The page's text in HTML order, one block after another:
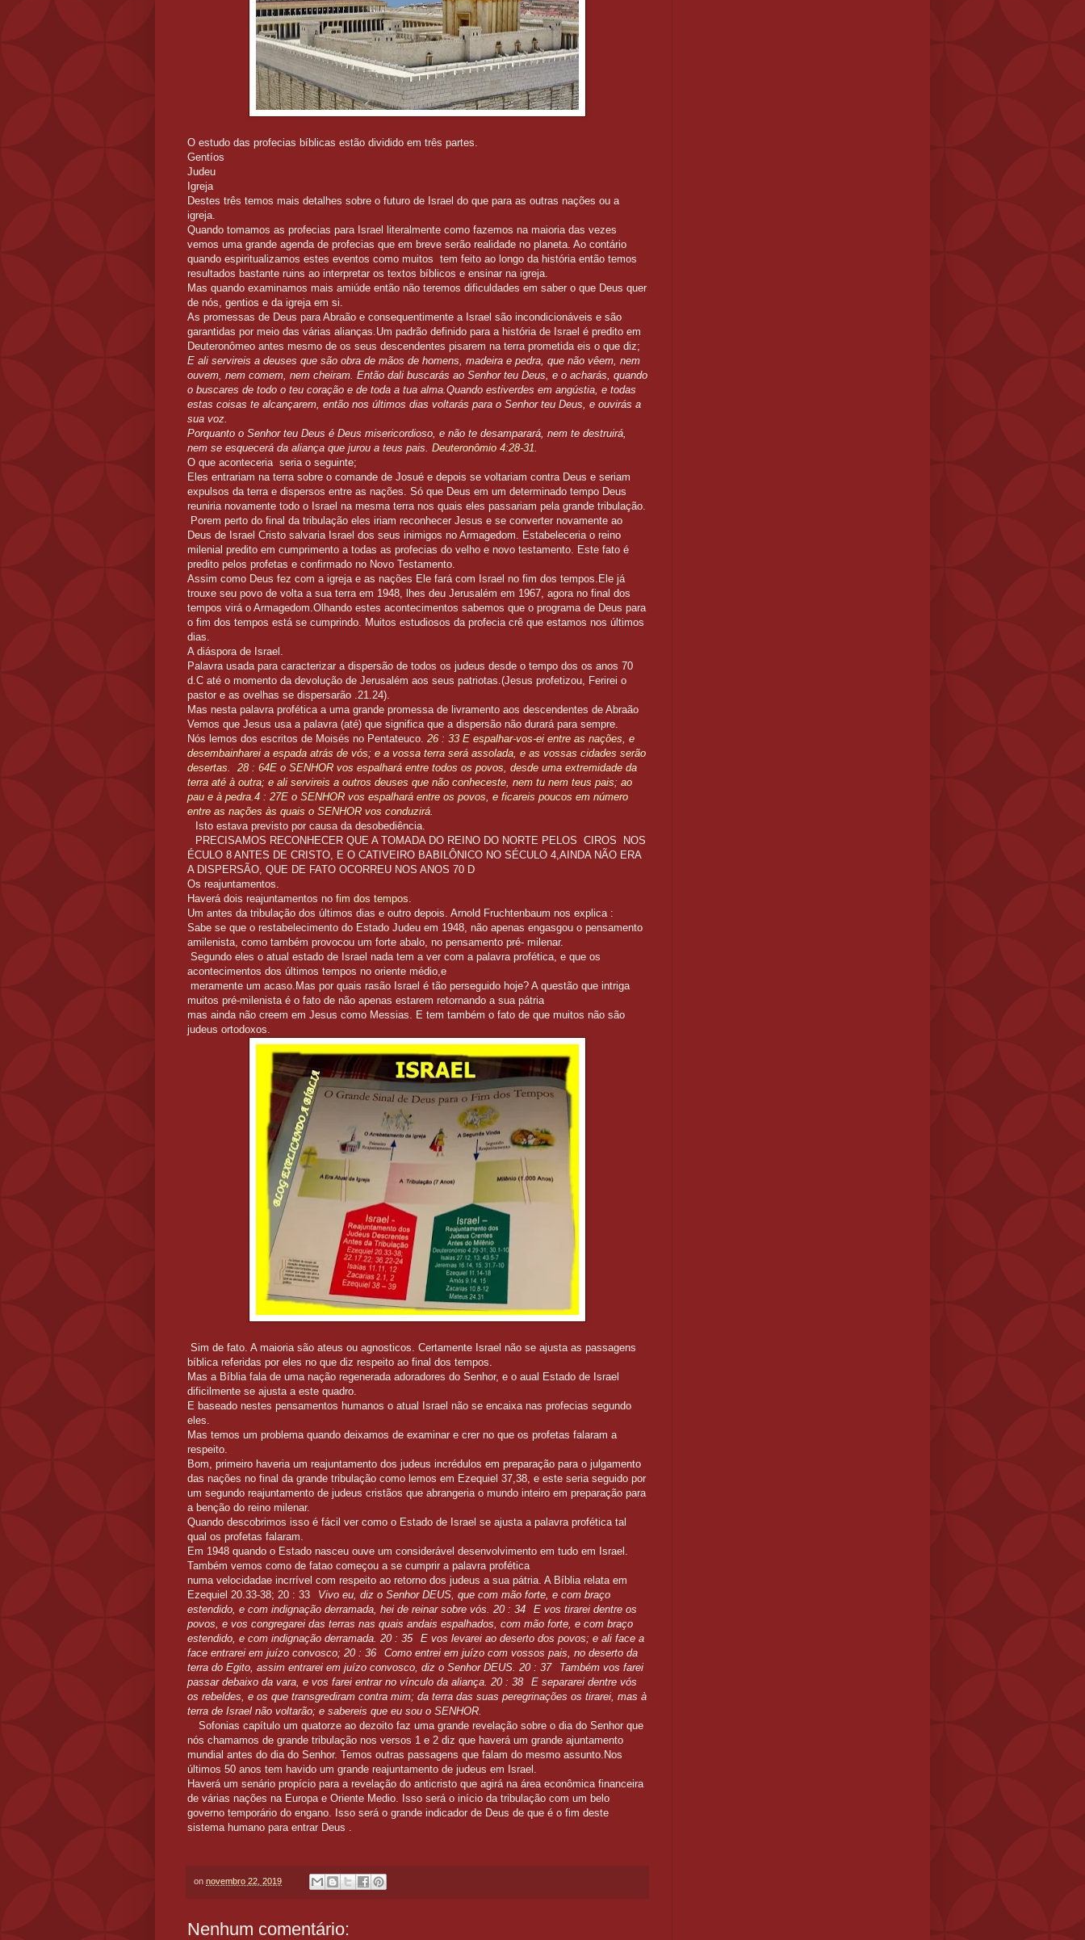
O estudo das profecias bíblicas estão dividido em três partes.
Gentíos
Judeu
Igreja
Destes três temos mais detalhes sobre o futuro de Israel do que para as outras nações ou a
igreja.
Quando tomamos as profecias para Israel literalmente como fazemos na maioria das vezes
vemos uma grande agenda de profecias que em breve serão realidade no planeta. Ao contário
quando espiritualizamos estes eventos como muitos tem feito ao longo da história então temos
resultados bastante ruins ao interpretar os textos bíblicos e ensinar na igreja.
Mas quando examinamos mais amiúde então não teremos dificuldades em saber o que Deus quer
de nós, gentios e da igreja em si.
As promessas de Deus para Abraão e consequentimente a Israel são incondicionáveis e são
garantidas por meio das várias alianças.Um padrão definido para a história de Israel é predito em
Deuteronômeo antes mesmo de os seus descendentes pisarem na terra prometida eis o que diz;
E ali servireis a deuses que são obra de mãos de homens, madeira e pedra, que não vêem, nem
ouvem, nem comem, nem cheiram. Então dali buscarás ao Senhor teu Deus, e o acharás, quando
o buscares de todo o teu coração e de toda a tua alma.Quando estiverdes em angústia, e todas
estas coisas te alcançarem, então nos últimos dias voltarás para o Senhor teu Deus, e ouvirás a
sua voz.
Porquanto o Senhor teu Deus é Deus misericordioso, e não te desamparará, nem te destruirá,
nem se esquecerá da aliança que jurou a teus pais. Deuteronômio 4:28-31.
O que aconteceria seria o seguinte;
Eles entrariam na terra sobre o comande de Josué e depois se voltariam contra Deus e seriam
expulsos da terra e dispersos entre as nações. Só que Deus em um determinado tempo Deus
reuniria novamente todo o Israel na mesma terra nos quais eles passariam pela grande tribulação.
Porem perto do final da tribulação eles iriam reconhecer Jesus e se converter novamente ao
Deus de Israel Cristo salvaria Israel dos seus inimigos no Armagedom. Estabeleceria o reino
milenial predito em cumprimento a todas as profecias do velho e novo testamento. Este fato é
predito pelos profetas e confirmado no Novo Testamento.
Assim como Deus fez com a igreja e as nações Ele fará com Israel no fim dos tempos.Ele já
trouxe seu povo de volta a sua terra em 1948, lhes deu Jerusalém em 1967, agora no final dos
tempos virá o Armagedom.Olhando estes acontecimentos sabemos que o programa de Deus para
o fim dos tempos está se cumprindo. Muitos estudiosos da profecia crê que estamos nos últimos
dias.
A diáspora de Israel.
Palavra usada para caracterizar a dispersão de todos os judeus desde o tempo dos os anos 70
d.C até o momento da devolução de Jerusalém aos seus patriotas.(Jesus profetizou, Ferirei o
pastor e as ovelhas se dispersarão .21.24).
Mas nesta palavra profética a uma grande promessa de livramento aos descendentes de Abraão
Vemos que Jesus usa a palavra (até) que significa que a dispersão não durará para sempre.
Nós lemos dos escritos de Moisés no Pentateuco. 26 : 33 E espalhar-vos-ei entre as nações, e
desembainharei a espada atrás de vós; e a vossa terra será assolada, e as vossas cidades serão
desertas. 28 : 64E o SENHOR vos espalhará entre todos os povos, desde uma extremidade da
terra até à outra; e ali servireis a outros deuses que não conheceste, nem tu nem teus pais; ao
pau e à pedra.4 : 27E o SENHOR vos espalhará entre os povos, e ficareis poucos em número
entre as nações às quais o SENHOR vos conduzirá.
Isto estava previsto por causa da desobediência.
PRECISAMOS RECONHECER QUE A TOMADA DO REINO DO NORTE PELOS CIROS NOS
ÉCULO 8 ANTES DE CRISTO, E O CATIVEIRO BABILÔNICO NO SÉCULO 4,AINDA NÃO ERA
A DISPERSÃO, QUE DE FATO OCORREU NOS ANOS 70 D
Os reajuntamentos.
Haverá dois reajuntamentos no fim dos tempos
Um antes da tribulação dos últimos dias e outro depois. Arnold Fruchtenbaum nos explica :
Sabe se que o restabelecimento do Estado Judeu em 1948, não apenas engasgou o pensamento
amilenista, como também provocou um forte abalo, no pensamento pré- milenar.
Segundo eles o atual estado de Israel nada tem a ver com a palavra profética, e que os
acontecimentos dos últimos tempos no oriente médio,e
meramente um acaso.Mas por quais rasão Israel é tão perseguido hoje? A questão que intriga
muitos pré-milenista é o fato de não apenas estarem retornando a sua pátria
mas ainda não creem em Jesus como Messias. E tem também o fato de que muitos não são
judeus ortodoxos.
Sim de fato. A maioria são ateus ou agnosticos. Certamente Israel não se ajusta as passagens
bíblica referidas por eles no que diz respeito ao final dos tempos.
Mas a Bíblia fala de uma nação regenerada adoradores do Senhor, e o aual Estado de Israel
dificilmente se ajusta a este quadro.
E baseado nestes pensamentos humanos o atual Israel não se encaixa nas profecias segundo
eles.
Mas temos um problema quando deixamos de examinar e crer no que os profetas falaram a
respeito.
Bom, primeiro haveria um reajuntamento dos judeus incrédulos em preparação para o julgamento
das nações no final da grande tribulação como lemos em Ezequiel 37,38, e este seria seguido por
um segundo reajuntamento de judeus cristãos que abrangeria o mundo inteiro em preparação para
a benção do reino milenar.
Quando descobrimos isso é fácil ver como o Estado de Israel se ajusta a palavra profética tal
qual os profetas falaram.
Em 1948 quando o Estado nasceu ouve um considerável desenvolvimento em tudo em Israel.
Também vemos como de fatao começou a se cumprir a palavra profética
numa velocidadae incrrível com respeito ao retorno dos judeus a sua pátria. A Bíblia relata em
Ezequiel 20.33-38; 20 : 33
Vivo eu, diz o Senhor DEUS, que com mão forte, e com braço
estendido, e com indignação derramada, hei de reinar sobre vós. 20 : 34
E vos tirarei dentre os
povos, e vos congregarei das terras nas quais andais espalhados, com mão forte, e com braço
estendido, e com indignação derramada. 20 : 35
E vos levarei ao deserto dos povos; e ali face a
face entrarei em juízo convosco; 20 : 36
Como entrei em juízo com vossos pais, no deserto da
terra do Egito, assim entrarei em juízo convosco, diz o Senhor DEUS. 20 : 37
Também vos farei
passar debaixo da vara, e vos farei entrar no vínculo da aliança. 20 : 38
E separarei dentre vós
os rebeldes, e os que transgrediram contra mim; da terra das suas peregrinações os tirarei, mas à
terra de Israel não voltarão; e sabereis que eu sou o SENHOR.
Sofonias capítulo um quatorze ao dezoito faz uma grande revelação sobre o dia do Senhor que
nós chamamos de grande tribulação nos versos 1 e 2 diz que haverá um grande ajuntamento
mundial antes do dia do Senhor. Temos outras passagens que falam do mesmo assunto.Nos
últimos 50 anos tem havido um grande reajuntamento de judeus em Israel.
Haverá um senário propício para a revelação do anticristo que agirá na área econômica financeira
de várias nações na Europa e Oriente Medio. Isso será o início da tribulação com um belo
governo temporário do engano. Isso será o grande indicador de Deus de que é o fim deste
sistema humano para entrar Deus .
on novembro 22, 2019
Nenhum comentário: